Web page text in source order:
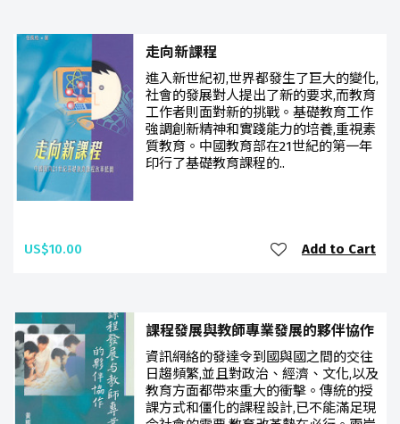
走向新課程
進入新世紀初,世界都發生了巨大的變化,
社會的發展對人提出了新的要求,而教育
工作者則面對新的挑戰。基礎教育工作
強調創新精神和實踐能力的培養,重視素
質教育。中國教育部在21世紀的第一年
印行了基礎教育課程的..
US$10.00 Add to Cart
課程發展與教師專業發展的夥伴協作
資訊網絡的發達令到國與國之間的交往
日趨頻繁,並且對政治、經濟、文化,以及
教育方面都帶來重大的衝擊。傳統的授
課方式和僵化的課程設計,已不能滿足現